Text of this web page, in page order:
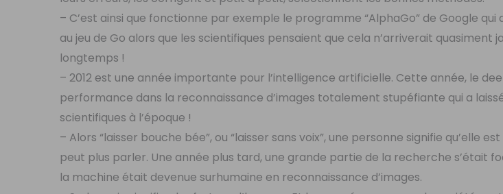
– C’est ainsi que fonctionne par exemple le programme “AlphaGo” de Google
au jeu de Go alors que les scientifiques pensaient que cela n’arriverait quasiment
longtemps !
– 2012 est une année importante pour l’intelligence artificielle. Cette année, le
performance dans la reconnaissance d’images totalement stupéfiante qui a
scientifiques à l’époque !
– Alors “laisser bouche bée”, ou “laisser sans voix”, une personne signifie qu’elle
peut plus parler. Une année plus tard, une grande partie de la recherche s’était
la machine était devenue surhumaine en reconnaissance d’images.